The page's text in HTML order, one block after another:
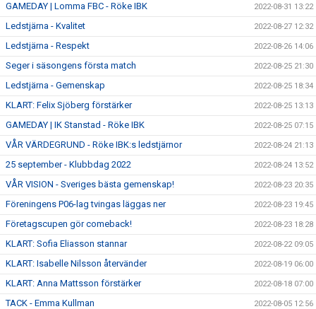
GAMEDAY | Lomma FBC - Röke IBK 2022-08-31 13:22
Ledstjärna - Kvalitet 2022-08-27 12:32
Ledstjärna - Respekt 2022-08-26 14:06
Seger i säsongens första match 2022-08-25 21:30
Ledstjärna - Gemenskap 2022-08-25 18:34
KLART: Felix Sjöberg förstärker 2022-08-25 13:13
GAMEDAY | IK Stanstad - Röke IBK 2022-08-25 07:15
VÅR VÄRDEGRUND - Röke IBK:s ledstjärnor 2022-08-24 21:13
25 september - Klubbdag 2022 2022-08-24 13:52
VÅR VISION - Sveriges bästa gemenskap! 2022-08-23 20:35
Föreningens P06-lag tvingas läggas ner 2022-08-23 19:45
Företagscupen gör comeback! 2022-08-23 18:28
KLART: Sofia Eliasson stannar 2022-08-22 09:05
KLART: Isabelle Nilsson återvänder 2022-08-19 06:00
KLART: Anna Mattsson förstärker 2022-08-18 07:00
TACK - Emma Kullman 2022-08-05 12:56